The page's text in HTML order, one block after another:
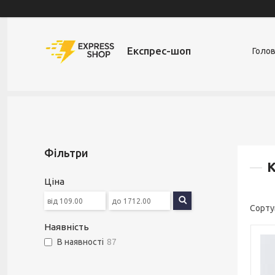
Експрес-шоп
Фільтри
Ціна
Наявність
В наявності 87